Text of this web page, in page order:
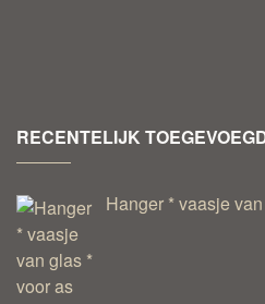
RECENTELIJK
Hanger * vaasje